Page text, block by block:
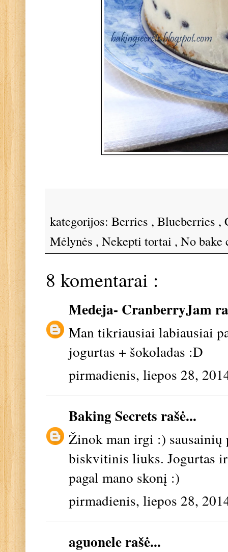
kategorijos: Berries , Blueberries ,
Mėlynės , Nekepti tortai , No bake
8 komentarai :
Medeja- CranberryJam
Man tikriausiai labiausiai
jogurtas + šokoladas :D
pirmadienis, liepos 28,
Baking Secrets rašė...
Žinok man irgi :) sausainių
biskvitinis liuks. Jogurtas
pagal mano skonį :)
pirmadienis, liepos 28,
aguonelerašė...